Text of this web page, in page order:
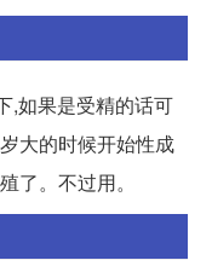
,如果是受精的话可
大的时候开始性成
了。不过用。